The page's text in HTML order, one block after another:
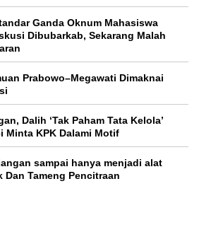
Ganda Oknum Mahasiswa
Dibubarkab, Sekarang Malah
Prabowo–Megawati Dimaknai
Dalih ‘Tak Paham Tata Kelola’
Minta KPK Dalami Motif
sampai hanya menjadi alat
Tameng Pencitraan